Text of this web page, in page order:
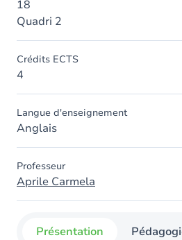
18
Quadri 2
Crédits ECTS
4
Langue d'enseignement
Anglais
Professeur
Aprile Carmela
Présentation